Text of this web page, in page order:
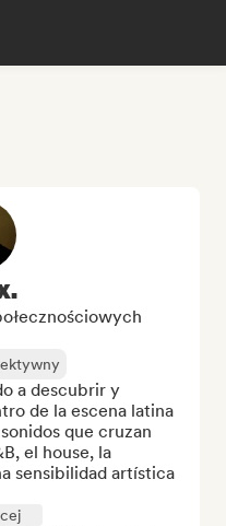
a descubrir y
de la escena latina
que cruzan
el house, la
sensibilidad artística